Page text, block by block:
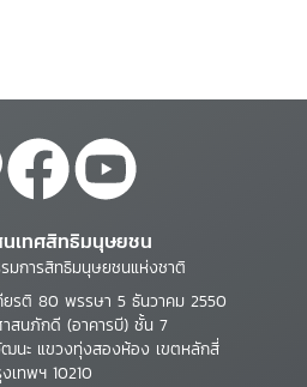
เทศสิทธิมนุษยชน
มการสิทธิมนุษยชนแห่งชาติ
ยรติ 80 พรรษา 5 ธันวาคม 2550
าสนภักดี (อาคารบี) ชั้น 7
นะ แขวงทุ่งสองห้อง เขตหลักสี่
เทพฯ 10210